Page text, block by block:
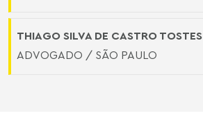
THIAGO SILVA DE CASTRO TOSTES
ADVOGADO / SÃO PAULO